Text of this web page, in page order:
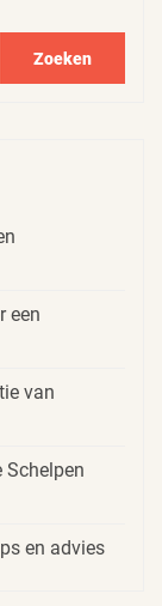
Zoeken
een
van
Schelpen
en advies